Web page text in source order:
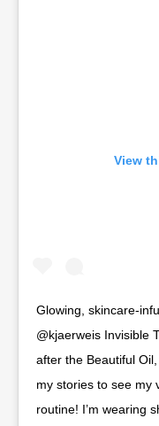
View
Glowing, skincare-
@kjaerweis Invisible
after the Beautiful
my stories to see my
routine! I’m wearing